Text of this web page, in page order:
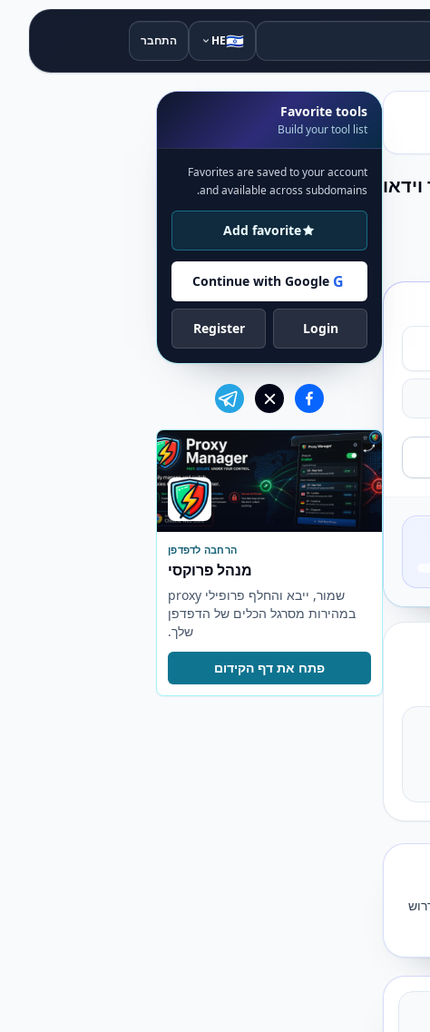
🇮🇱
HE התחבר
Favorite tools
Build your tool list
Favorites are saved to your account
and available across subdomains.
Add favorite
G
Continue with Google
Login
Register
הרחבה לדפדפן
מנהל פרוקסי
שמור, ייבא והחלף פרופילי proxy
במהירות מסרגל הכלים של הדפדפן
שלך.
פתח את דף הקידום